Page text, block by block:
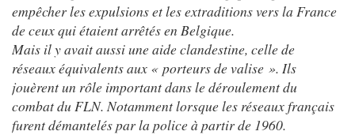
empêcher les expulsions et les extraditions vers la France
de ceux qui étaient arrêtés en Belgique.
Mais il y avait aussi une aide clandestine, celle de
réseaux équivalents aux « porteurs de valise ». Ils
jouèrent un rôle important dans le déroulement du
combat du FLN. Notamment lorsque les réseaux français
furent démantelés par la police à partir de 1960.